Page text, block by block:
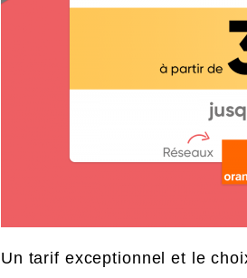
Un tarif exceptionnel et le